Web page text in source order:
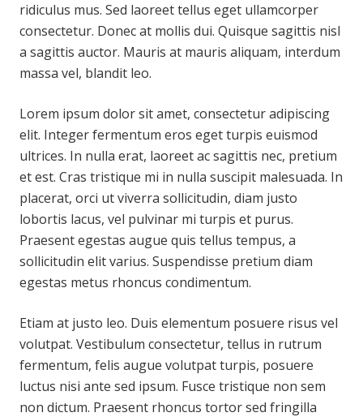
ridiculus mus. Sed laoreet tellus eget ullamcorper
consectetur. Donec at mollis dui. Quisque sagittis nisl
a sagittis auctor. Mauris at mauris aliquam, interdum
massa vel, blandit leo.
Lorem ipsum dolor sit amet, consectetur adipiscing
elit. Integer fermentum eros eget turpis euismod
ultrices. In nulla erat, laoreet ac sagittis nec, pretium
et est. Cras tristique mi in nulla suscipit malesuada. In
placerat, orci ut viverra sollicitudin, diam justo
lobortis lacus, vel pulvinar mi turpis et purus.
Praesent egestas augue quis tellus tempus, a
sollicitudin elit varius. Suspendisse pretium diam
egestas metus rhoncus condimentum.
Etiam at justo leo. Duis elementum posuere risus vel
volutpat. Vestibulum consectetur, tellus in rutrum
fermentum, felis augue volutpat turpis, posuere
luctus nisi ante sed ipsum. Fusce tristique non sem
non dictum. Praesent rhoncus tortor sed fringilla